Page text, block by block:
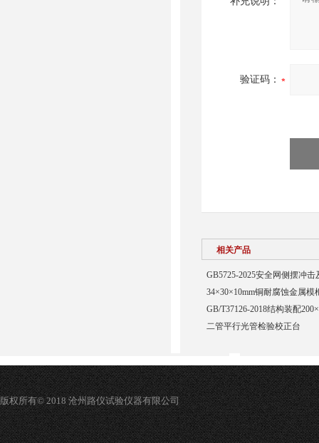
验证码：
相关产品
GB5725-2025安全网侧摆冲
34×30×10mm铜耐腐蚀金属模
GB/T37126-2018结构装配
二管平行光管检验校正台
版权所有© 2018 沧州路仪试验仪器有限公司